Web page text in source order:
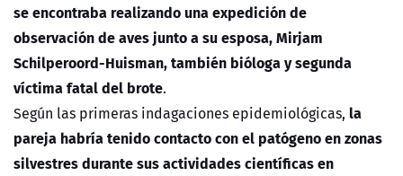
se encontraba realizando una expedición de
observación de aves junto a su esposa, Mirjam
Schilperoord-Huisman, también bióloga y segunda
víctima fatal del brote.
Según las primeras indagaciones epidemiológicas, la
pareja habría tenido contacto con el patógeno en zonas
silvestres durante sus actividades científicas en